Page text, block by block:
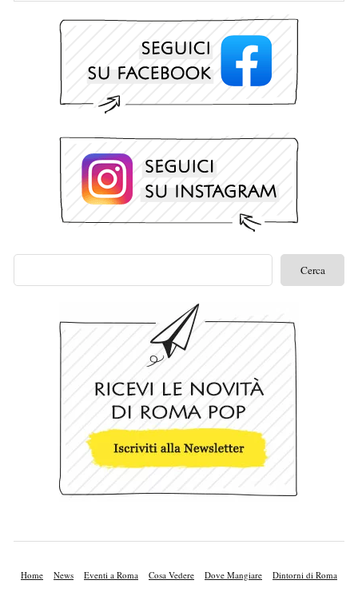
Home News Eventi a Roma Cosa Vedere Dove Mangiare Dintorni di Roma